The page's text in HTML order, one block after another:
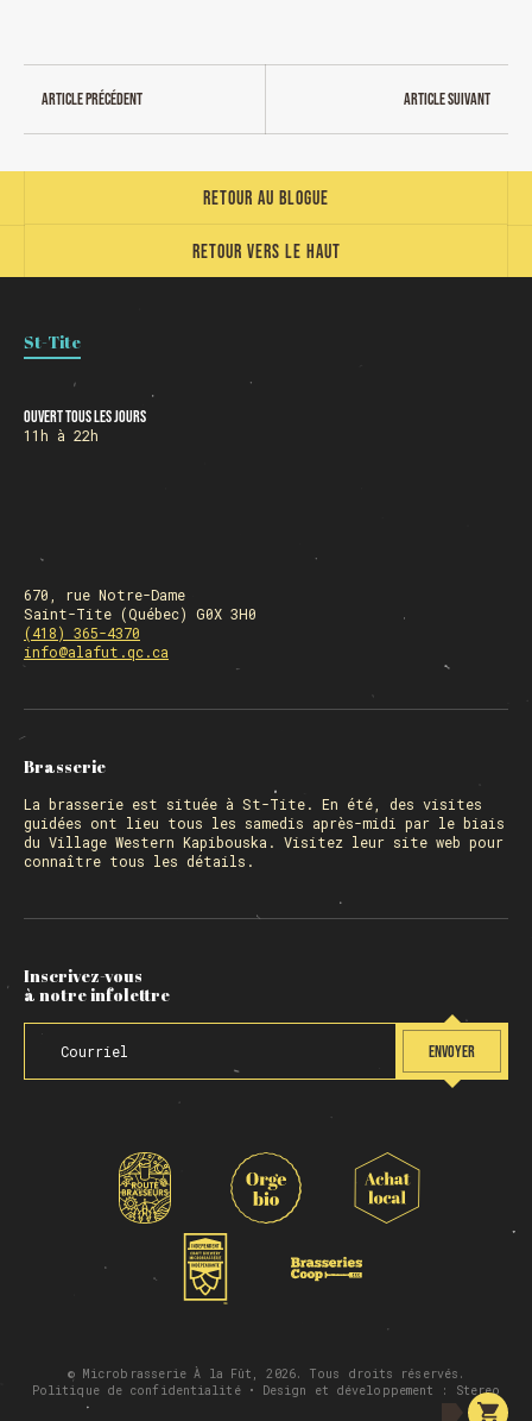
Article précédent Article suivant
Retour vers le haut
Retour au blogue
St-Tite
Ouvert tous les jours
11h à 22h
670, rue Notre-Dame
Saint-Tite (Québec) G0X 3H0
(418) 365-4370
info@alafut.qc.ca
Brasserie
La brasserie est située à St-Tite. En été, des visites
guidées ont lieu tous les samedis après-midi par le biais
du Village Western Kapibouska. Visitez leur site web pour
connaître tous les détails.
Inscrivez-vous
à notre infolettre
ENVOYER
© Microbrasserie À la Fût, 2026. Tous droits réservés.
Politique de confidentialité• Design et développement : Stereo
FERMÉ 31 déc. et 01 janvier